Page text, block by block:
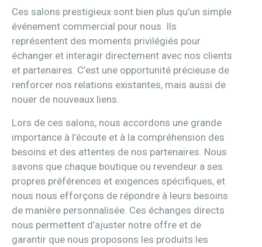
Ces salons prestigieux sont bien plus qu’un simple
événement commercial pour nous. Ils
représentent des moments privilégiés pour
échanger et interagir directement avec nos clients
et partenaires. C’est une opportunité précieuse de
renforcer nos relations existantes, mais aussi de
nouer de nouveaux liens.
Lors de ces salons, nous accordons une grande
importance à l’écoute et à la compréhension des
besoins et des attentes de nos partenaires. Nous
savons que chaque boutique ou revendeur a ses
propres préférences et exigences spécifiques, et
nous nous efforçons de répondre à leurs besoins
de manière personnalisée. Ces échanges directs
nous permettent d’ajuster notre offre et de
garantir que nous proposons les produits les